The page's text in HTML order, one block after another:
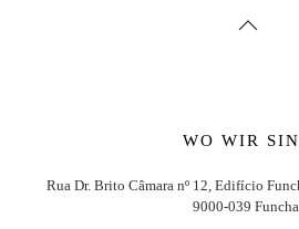
WO WIR
Rua Dr. Brito Câmara nº 12, Edifício
9000-039